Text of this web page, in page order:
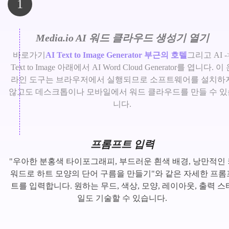
1
Media.io AI 워드 클라우드 생성기 열기
바로가기 AI Text to Image Generator 부근의 호텔 그리고 AI -
Text to Image 아래에서 AI Word Cloud Generator를 엽니다. 이
라인 도구는 브라우저에서 실행되므로 소프트웨어를 설치하
않고도 데스크톱이나 모바일에서 워드 클라우드를 만들 수 있
니다.
프롬프트 입력
"우아한 분홍색 타이포그래피, 부드러운 흰색 배경, 낭만적인
워드로 하트 모양의 단어 구름을 만들기"와 같은 자세한 프롬
트를 입력합니다. 원하는 무드, 색상, 모양, 레이아웃, 출력 스
일도 기술할 수 있습니다.